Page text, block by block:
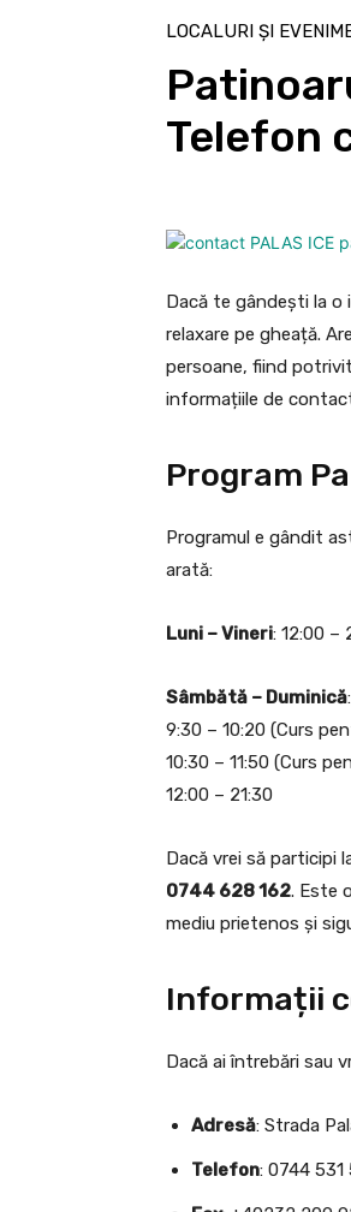
LOCALURI ȘI
Telefon
Dacă te gândești la o
relaxare pe gheață.
persoane, fiind
informațiile de
Program
Programul e gândit
arată:
Luni – Vineri: 12:00 –
Sâmbătă – Duminică:
9:30 – 10:20 (Curs
10:30 – 11:50 (Curs
12:00 – 21:30
Dacă vrei să participi
0744 628 162. Este
mediu prietenos și
Informații
Dacă ai întrebări sau
Adresă: Strada
Telefon: 0744 531